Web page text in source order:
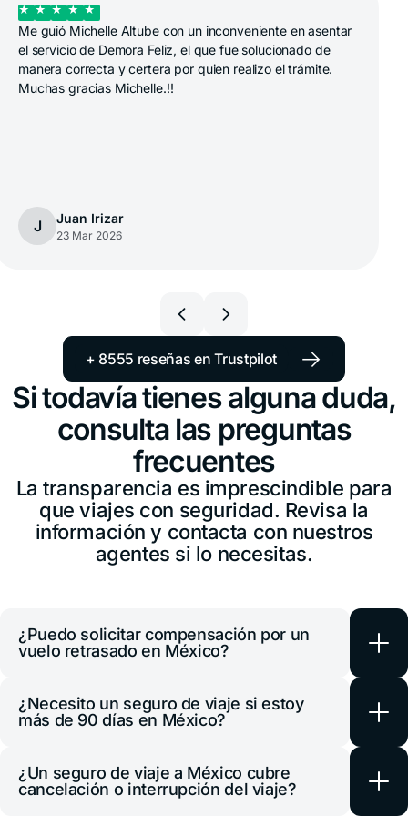
Chile
+56 2 3210 3154
Estados Unidos
+1 914 826 8771
Guatemala
+502 2 3141396
Honduras
+1 914 826 8771
México
+507 833 7978
Perú
República Dominicana
+1 829 9466384
Me guió Michelle Altube con un inconveniente en asentar
el servicio de Demora Feliz, el que fue solucionado de
manera correcta y certera por quien realizo el trámite.
Muchas gracias Michelle.!!
J Juan Irizar
23 Mar 2026
+ 8555 reseñas en Trustpilot →
Si todavía tienes alguna duda,
consulta las preguntas
frecuentes
La transparencia es imprescindible para
que viajes con seguridad. Revisa la
información y contacta con nuestros
agentes si lo necesitas.
¿Puedo solicitar compensación por un
vuelo retrasado en México?
México cubren retrasos mayores a 6
alternativo. Verifica que tu plan incluya
esta cobertura y conserva todos los
¿Necesito un seguro de viaje si estoy
más de 90 días en México?
viaje si planeas estar en México por más
de 90 días. Aunque no es obligatorio
¿Un seguro de viaje a México cubre
cancelación o interrupción del viaje?